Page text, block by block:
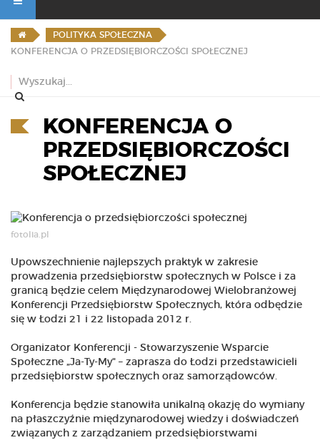
POLITYKA SPOŁECZNA
KONFERENCJA O PRZEDSIĘBIORCZOŚCI SPOŁECZNEJ
KONFERENCJA O
PRZEDSIĘBIORCZOŚCI
SPOŁECZNEJ
fotolia.pl
Upowszechnienie najlepszych praktyk w zakresie
prowadzenia przedsiębiorstw społecznych w Polsce i za
granicą będzie celem Międzynarodowej Wielobranżowej
Konferencji Przedsiębiorstw Społecznych, która odbędzie
się w Łodzi 21 i 22 listopada 2012 r.
Organizator Konferencji - Stowarzyszenie Wsparcie
Społeczne „Ja-Ty-My" – zaprasza do Łodzi przedstawicieli
przedsiębiorstw społecznych oraz samorządowców.
Konferencja będzie stanowiła unikalną okazję do wymiany
na płaszczyźnie międzynarodowej wiedzy i doświadczeń
związanych z zarządzaniem przedsiębiorstwami